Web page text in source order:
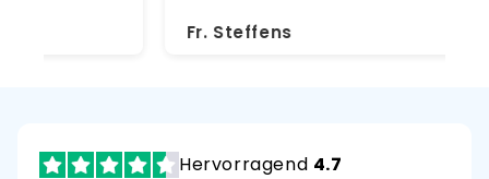
Hervorragend 4.7